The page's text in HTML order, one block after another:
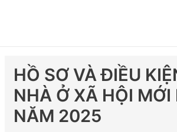
HỒ SƠ VÀ ĐIỀU
NHÀ Ở XÃ HỘI MỚI
NĂM 2025